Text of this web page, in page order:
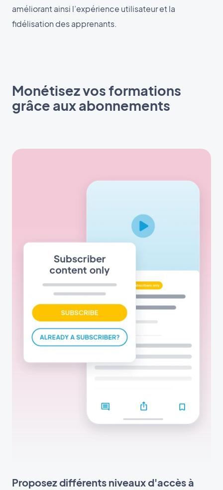
améliorant ainsi l’expérience utilisateur et la
fidélisation des apprenants.
Monétisez vos formations
grâce aux abonnements
Proposez différents niveaux d'accès à